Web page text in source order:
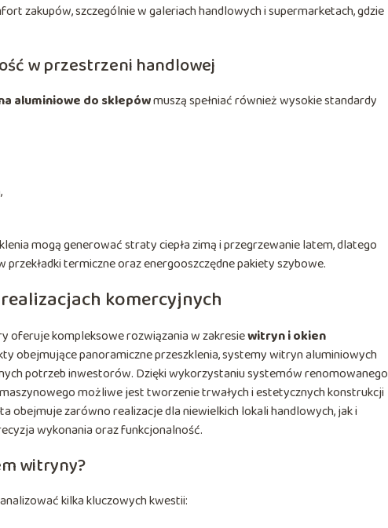
zakupów, szczególnie w galeriach handlowych i supermarketach, gdzie
w przestrzeni handlowej
aluminiowe do sklepówmuszą spełniać również wysokie standardy
mogą generować straty ciepła zimą i przegrzewanie latem, dlatego
termiczne oraz energooszczędne pakiety szybowe.
komercyjnych
oferuje kompleksowe rozwiązania w zakresiewitryn i okien
obejmujące panoramiczne przeszklenia, systemy witryn aluminiowych
potrzeb inwestorów. Dzięki wykorzystaniu systemów renomowanego
możliwe jest tworzenie trwałych i estetycznych konstrukcji
obejmuje zarówno realizacje dla niewielkich lokali handlowych, jak i
wykonania oraz funkcjonalność.
witryny?
kilka kluczowych kwestii: